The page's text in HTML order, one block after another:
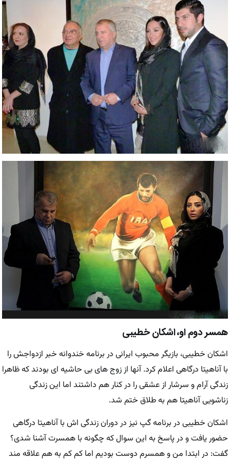
همسر دوم او، اشکان خطیبی
اشکان خطیبی، بازیگر محبوب ایرانی در برنامه خندوانه خبر ازدواجش را
با آناهیتا درگاهی اعلام کرد. آنها از زوج های بی حاشیه ای بودند که ظاهرا
زندگی آرام و سرشار از عشقی را در کنار هم داشتند اما این زندگی
زناشویی آناهیتا هم به طلاق ختم شد.
اشکان خطیبی در برنامه گپ نیز در دوران زندگی اش با آناهیتا درگاهی
حضور یافت و در پاسخ به این سوال که چگونه با همسرت آشنا شدی؟
گفت: در ابتدا من و همسرم دوست بودیم اما کم کم به هم علاقه مند